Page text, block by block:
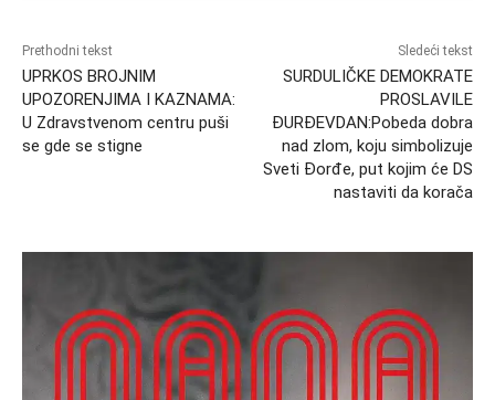
Prethodni tekst
UPRKOS BROJNIM
UPOZORENJIMA I KAZNAMA:
U Zdravstvenom centru puši
se gde se stigne
Sledeći tekst
SURDULIČKE DEMOKRATE
PROSLAVILE
ĐURĐEVDAN:Pobeda dobra
nad zlom, koju simbolizuje
Sveti Đorđe, put kojim će DS
nastaviti da korača